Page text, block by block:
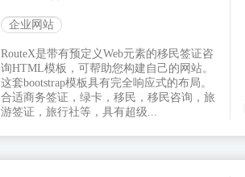
企业网站
RouteX是带有预定义Web元素的移民签证咨
询HTML模板，可帮助您构建自己的网站。
这套bootstrap模板具有完全响应式的布局。
合适商务签证，绿卡，移民，移民咨询，旅
游签证，旅行社等，具有超级...